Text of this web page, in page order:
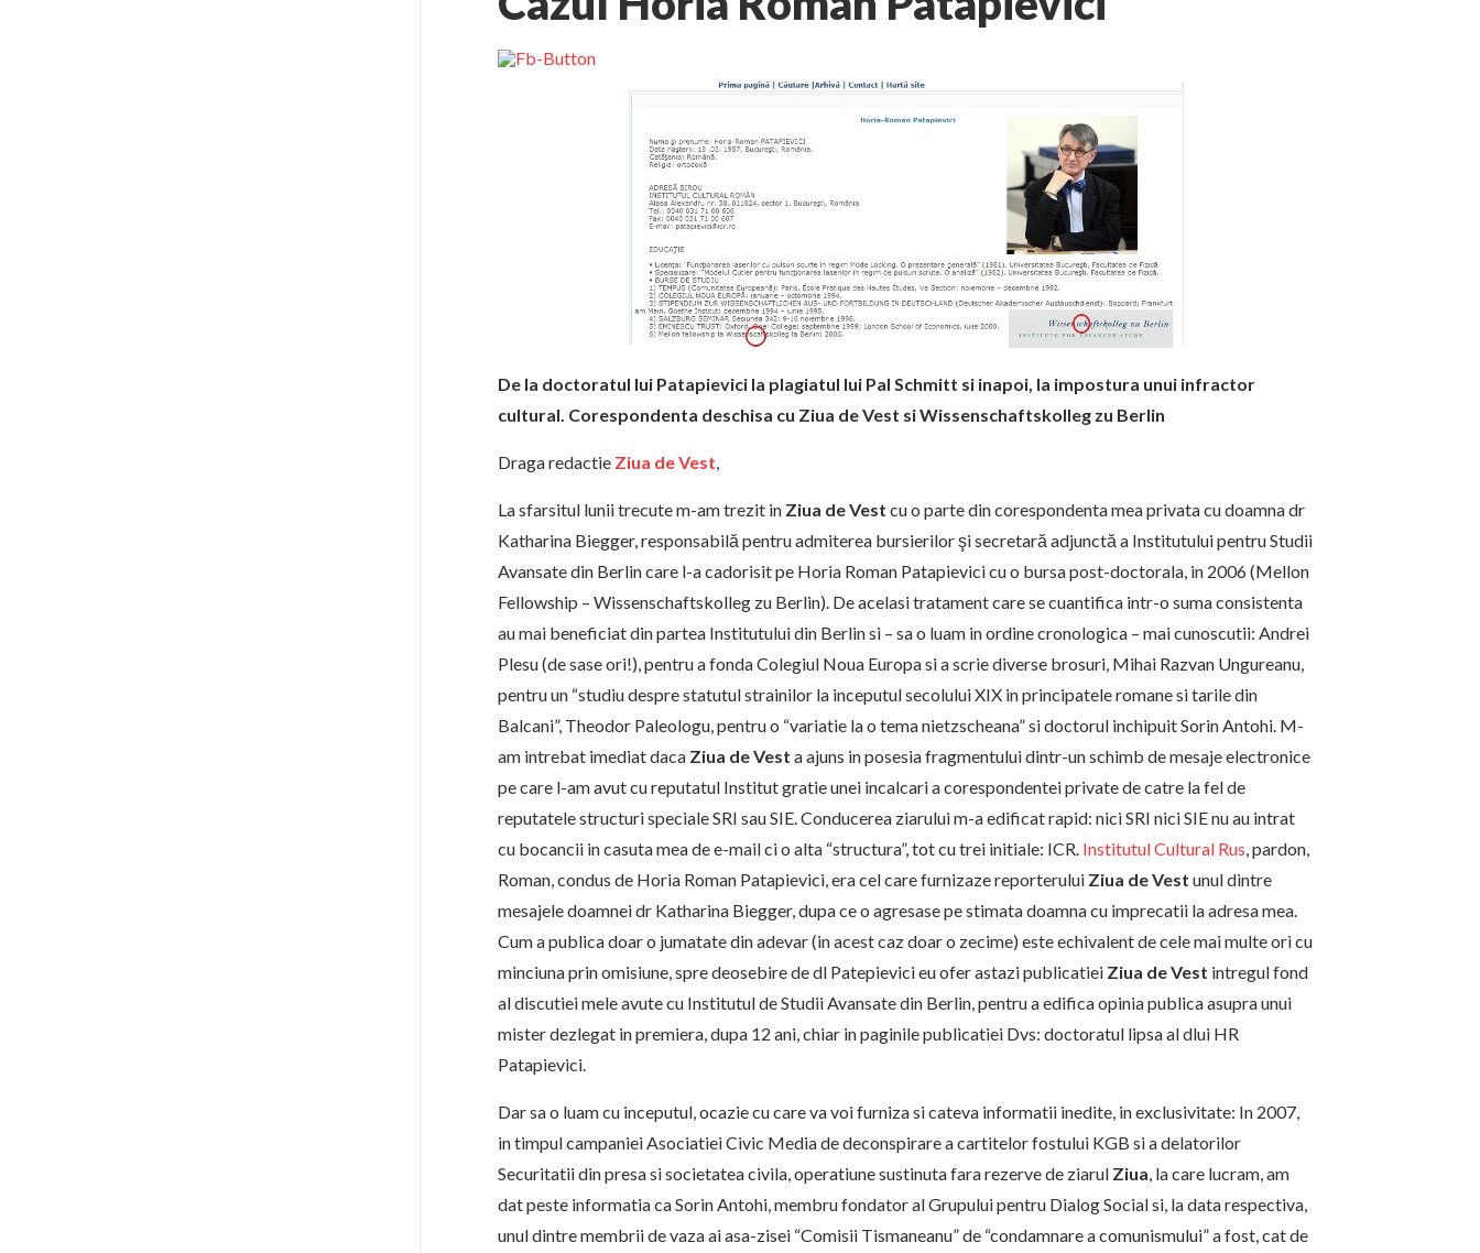
De la doctoratul lui Patapievici la plagiatul lui Pal Schmitt si inapoi, la impostura unui infractor
cultural. Corespondenta deschisa cu Ziua de Vest si Wissenschaftskolleg zu Berlin
Draga redactie Ziua de Vest,
La sfarsitul lunii trecute m-am trezit in Ziua de Vest cu o parte din corespondenta mea privata cu doamna dr
Katharina Biegger, responsabilă pentru admiterea bursierilor şi secretară adjunctă a Institutului pentru Studii
Avansate din Berlin care l-a cadorisit pe Horia Roman Patapievici cu o bursa post-doctorala, in 2006 (Mellon
Fellowship – Wissenschaftskolleg zu Berlin). De acelasi tratament care se cuantifica intr-o suma consistenta
au mai beneficiat din partea Institutului din Berlin si – sa o luam in ordine cronologica – mai cunoscutii: Andrei
Plesu (de sase ori!), pentru a fonda Colegiul Noua Europa si a scrie diverse brosuri, Mihai Razvan Ungureanu,
pentru un “studiu despre statutul strainilor la inceputul secolului XIX in principatele romane si tarile din
Balcani”, Theodor Paleologu, pentru o “variatie la o tema nietzscheana” si doctorul inchipuit Sorin Antohi. M-
am intrebat imediat daca Ziua de Vest a ajuns in posesia fragmentului dintr-un schimb de mesaje electronice
pe care l-am avut cu reputatul Institut gratie unei incalcari a corespondentei private de catre la fel de
reputatele structuri speciale SRI sau SIE. Conducerea ziarului m-a edificat rapid: nici SRI nici SIE nu au intrat
cu bocancii in casuta mea de e-mail ci o alta “structura”, tot cu trei initiale: ICR. Institutul Cultural Rus, pardon,
Roman, condus de Horia Roman Patapievici, era cel care furnizaze reporterului Ziua de Vest unul dintre
mesajele doamnei dr Katharina Biegger, dupa ce o agresase pe stimata doamna cu imprecatii la adresa mea.
Cum a publica doar o jumatate din adevar (in acest caz doar o zecime) este echivalent de cele mai multe ori cu
minciuna prin omisiune, spre deosebire de dl Patepievici eu ofer astazi publicatiei Ziua de Vest intregul fond
al discutiei mele avute cu Institutul de Studii Avansate din Berlin, pentru a edifica opinia publica asupra unui
mister dezlegat in premiera, dupa 12 ani, chiar in paginile publicatiei Dvs: doctoratul lipsa al dlui HR
Patapievici.
Dar sa o luam cu inceputul, ocazie cu care va voi furniza si cateva informatii inedite, in exclusivitate: In 2007,
in timpul campaniei Asociatiei Civic Media de deconspirare a cartitelor fostului KGB si a delatorilor
Securitatii din presa si societatea civila, operatiune sustinuta fara rezerve de ziarul Ziua, la care lucram, am
dat peste informatia ca Sorin Antohi, membru fondator al Grupului pentru Dialog Social si, la data respectiva,
unul dintre membrii de vaza ai asa-zisei “Comisii Tismaneanu” de “condamnare a comunismului” a fost, cat de